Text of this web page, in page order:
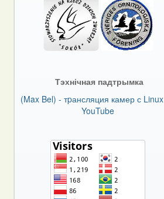
Тэхнічная падтрымка
(Max Bel) - тpансляция камер с
YouTube